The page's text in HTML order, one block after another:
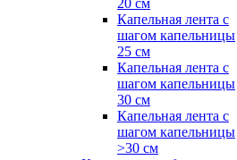
20 см
Капельная лента с
шагом капельницы
25 см
Капельная лента с
шагом капельницы
30 см
Капельная лента с
шагом капельницы
>30 см